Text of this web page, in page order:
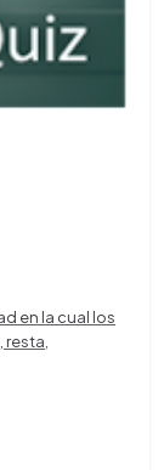
en la cual los